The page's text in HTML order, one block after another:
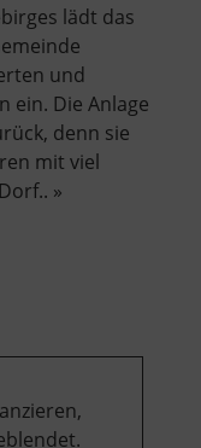
lädt das
und
ein. Die Anlage
denn sie
mit viel
»